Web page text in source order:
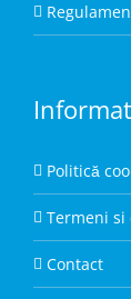
Politică
Termeni si
Contact